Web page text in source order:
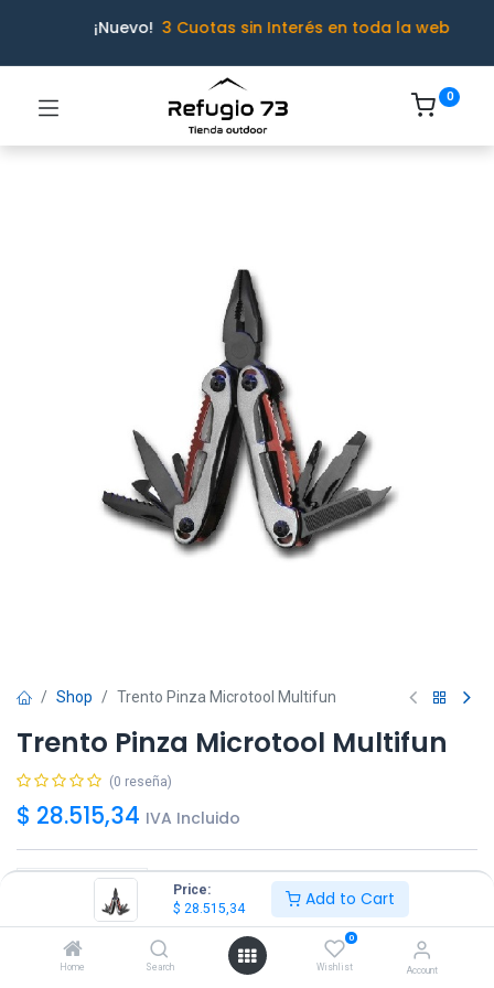
Price:
$ 28.515,34 Add to Cart
Home Search
0
Wishlist Account
¡Nuevo! 3 Cuotas sin Interés en toda la web
0
Shop Trento Pinza Microtool Multifun
Trento Pinza Microtool Multifun
(0 reseña)
$ 28.515,34 IVA Incluido
Agregar Comprar ya!